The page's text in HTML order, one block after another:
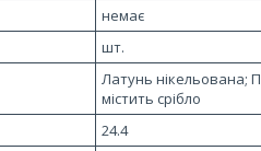
немає
шт.
Латунь нікельована;
містить срібло
24.4